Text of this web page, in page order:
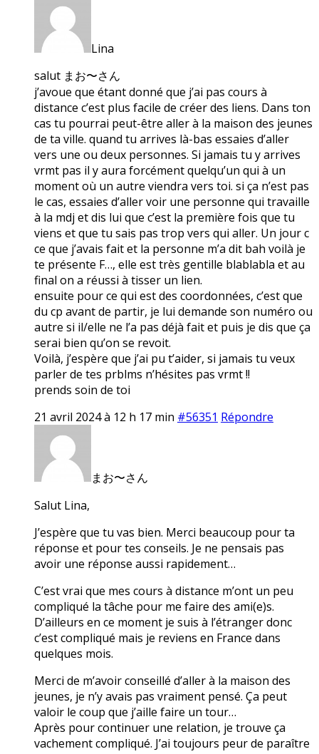
Lina
salut まお〜さん
j’avoue que étant donné que j’ai pas cours à
distance c’est plus facile de créer des liens. Dans ton
cas tu pourrai peut-être aller à la maison des jeunes
de ta ville. quand tu arrives là-bas essaies d’aller
vers une ou deux personnes. Si jamais tu y arrives
vrmt pas il y aura forcément quelqu’un qui à un
moment où un autre viendra vers toi. si ça n’est pas
le cas, essaies d’aller voir une personne qui travaille
à la mdj et dis lui que c’est la première fois que tu
viens et que tu sais pas trop vers qui aller. Un jour c
ce que j’avais fait et la personne m’a dit bah voilà je
te présente F…, elle est très gentille blablabla et au
final on a réussi à tisser un lien.
ensuite pour ce qui est des coordonnées, c’est que
du cp avant de partir, je lui demande son numéro ou
autre si il/elle ne l’a pas déjà fait et puis je dis que ça
serai bien qu’on se revoit.
Voilà, j’espère que j’ai pu t’aider, si jamais tu veux
parler de tes prblms n’hésites pas vrmt !!
prends soin de toi
21 avril 2024 à 12 h 17 min #56351 Répondre
まお〜さん
Salut Lina,
J’espère que tu vas bien. Merci beaucoup pour ta
réponse et pour tes conseils. Je ne pensais pas
avoir une réponse aussi rapidement…
C’est vrai que mes cours à distance m’ont un peu
compliqué la tâche pour me faire des ami(e)s.
D’ailleurs en ce moment je suis à l’étranger donc
c’est compliqué mais je reviens en France dans
quelques mois.
Merci de m’avoir conseillé d’aller à la maison des
jeunes, je n’y avais pas vraiment pensé. Ça peut
valoir le coup que j’aille faire un tour…
Après pour continuer une relation, je trouve ça
vachement compliqué. J’ai toujours peur de paraître